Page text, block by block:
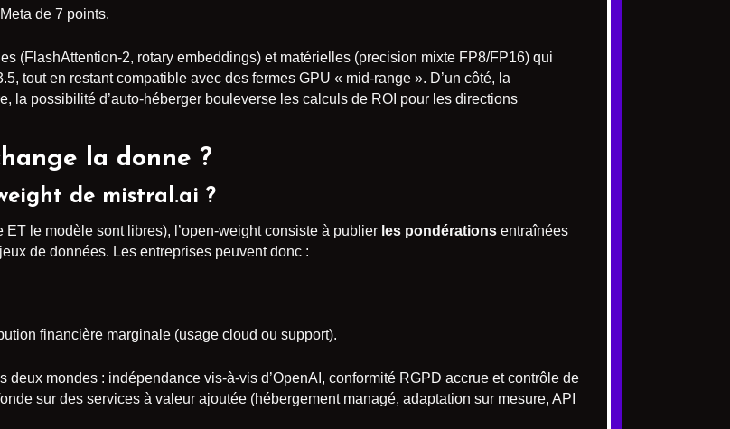
de 7 points.
(FlashAttention-2, rotary embeddings) et matérielles (precision mixte FP8/FP16) qui
tout en restant compatible avec des fermes GPU « mid-range ». D’un côté, la
la possibilité d’auto-héberger bouleverse les calculs de ROI pour les directions
la donne ?
de mistral.ai ?
le modèle sont libres), l’open-weight consiste à publier les pondérations entraînées
de données. Les entreprises peuvent donc :
financière marginale (usage cloud ou support).
mondes : indépendance vis-à-vis d’OpenAI, conformité RGPD accrue et contrôle de
sur des services à valeur ajoutée (hébergement managé, adaptation sur mesure, API